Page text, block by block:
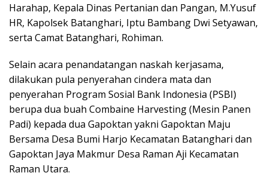
Harahap, Kepala Dinas Pertanian dan Pangan, M.Yusuf
HR, Kapolsek Batanghari, Iptu Bambang Dwi Setyawan,
serta Camat Batanghari, Rohiman.
Selain acara penandatangan naskah kerjasama,
dilakukan pula penyerahan cindera mata dan
penyerahan Program Sosial Bank Indonesia (PSBI)
berupa dua buah Combaine Harvesting (Mesin Panen
Padi) kepada dua Gapoktan yakni Gapoktan Maju
Bersama Desa Bumi Harjo Kecamatan Batanghari dan
Gapoktan Jaya Makmur Desa Raman Aji Kecamatan
Raman Utara.